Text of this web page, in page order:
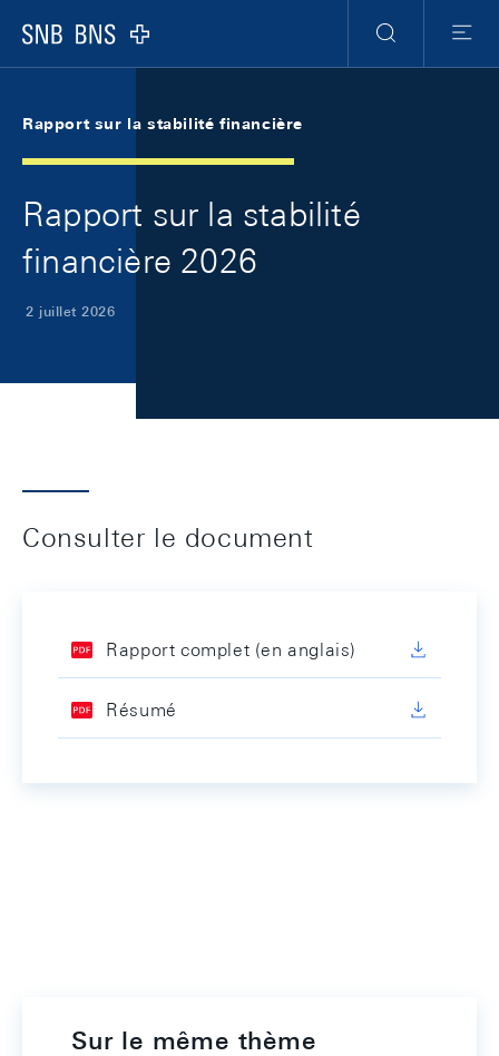
Logo
RechercheMenu
Rapport sur la stabilité financière
Rapport sur la stabilité
financière 2026
2 juillet 2026
Consulter le document
Rapport complet (en anglais)
Résumé
Sur le même thème